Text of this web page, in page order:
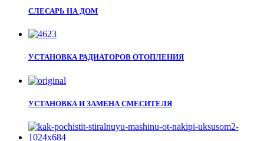
СЛЕСАРЬ НА ДОМ
УСТАНОВКА РАДИАТОРОВ ОТОПЛЕНИЯ
УСТАНОВКА И ЗАМЕНА СМЕСИТЕЛЯ